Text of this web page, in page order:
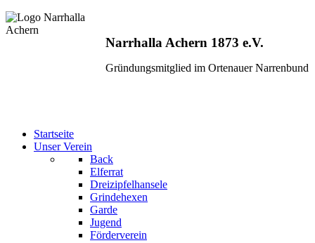
Narrhalla Achern 1873 e.V.
Gründungsmitglied im Ortenauer Narrenbund
Startseite
Unser Verein
Back
Elferrat
Dreizipfelhansele
Grindehexen
Garde
Jugend
Förderverein